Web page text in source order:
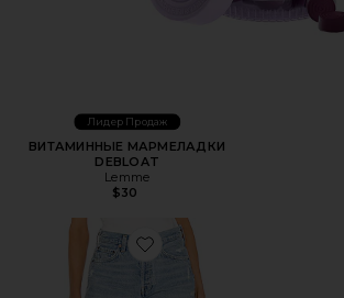
Лидер Продаж
ВИТАМИННЫЕ МАРМЕЛАДКИ
DEBLOAT
Lemme
$30
Favorite ШОРТЫ PARKER LONG